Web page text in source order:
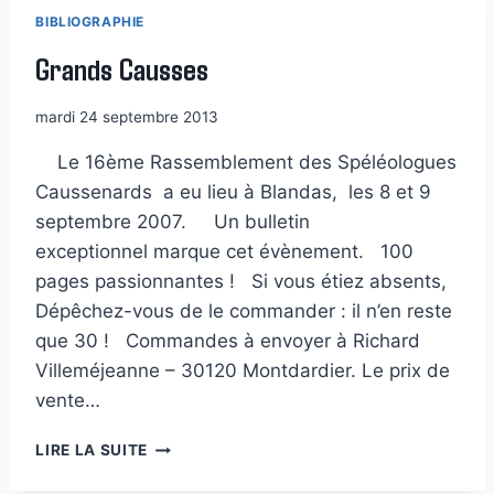
BIBLIOGRAPHIE
Grands Causses
mardi 24 septembre 2013
Le 16ème Rassemblement des Spéléologues
Caussenards a eu lieu à Blandas, les 8 et 9
septembre 2007. Un bulletin
exceptionnel marque cet évènement. 100
pages passionnantes ! Si vous étiez absents,
Dépêchez-vous de le commander : il n’en reste
que 30 ! Commandes à envoyer à Richard
Villeméjeanne – 30120 Montdardier. Le prix de
vente…
LIRE LA SUITE GRANDS